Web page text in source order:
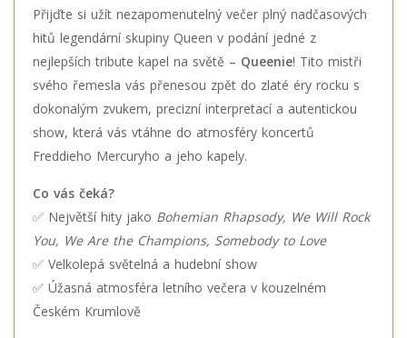
Přijďte si užít nezapomenutelný večer plný nadčasových
hitů legendární skupiny Queen v podání jedné z
nejlepších tribute kapel na světě – Queenie! Tito mistři
svého řemesla vás přenesou zpět do zlaté éry rocku s
dokonalým zvukem, precizní interpretací a autentickou
show, která vás vtáhne do atmosféry koncertů
Freddieho Mercuryho a jeho kapely.
Co vás čeká?
✅ Největší hity jako Bohemian Rhapsody, We Will Rock
You, We Are the Champions, Somebody to Love
✅ Velkolepá světelná a hudební show
✅ Úžasná atmosféra letního večera v kouzelném
Českém Krumlově